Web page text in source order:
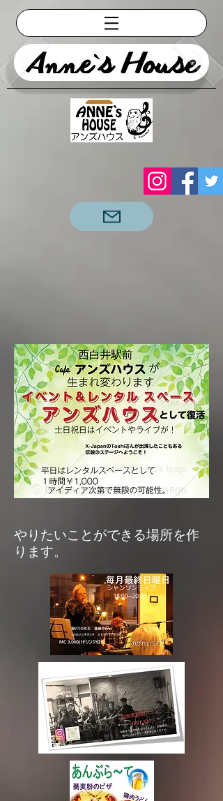
やりたいことができる場所を作
ります。